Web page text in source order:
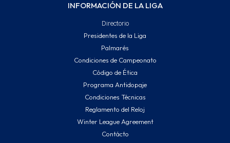
INFORMACIÓN DE LA LIGA
Directorio
Presidentes de la Liga
Palmarés
Condiciones de Campeonato
Código de Ética
Programa Antidopaje
Condiciones Técnicas
Reglamento del Reloj
Winter League Agreement
Contácto